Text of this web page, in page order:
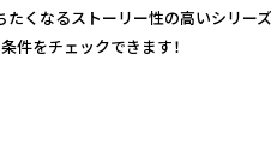
くなるストーリー性の高いシリー
件をチェックできます！